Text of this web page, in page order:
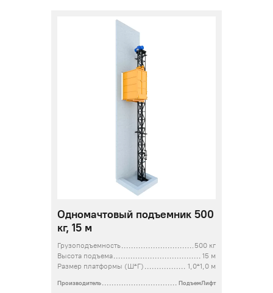
Одномачтовый подъемник 500
кг, 15 м
Грузоподъемность
500 кг
Высота подъема
15 м
Размер платформы (Ш*Г)
1,0*1,0 м
Производитель ПодъемЛифт